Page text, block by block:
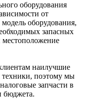
оборудования
от
оборудования,
запасных
местоположение
наилучшие
техники, поэтому мы
запчасти в
бюджета.